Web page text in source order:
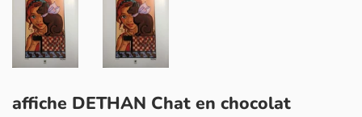
affiche DETHAN Chat en chocolat